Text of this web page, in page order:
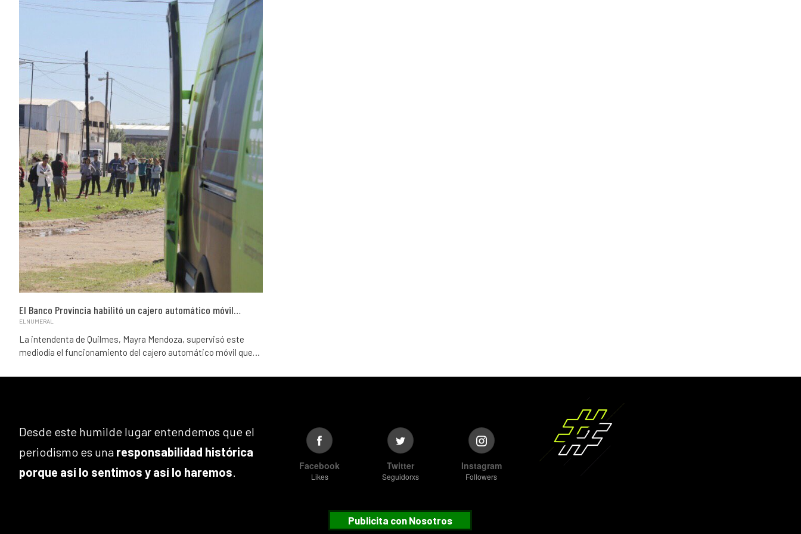
El Banco Provincia habilitó un cajero automático móvil…
ELNUMERAL
La intendenta de Quilmes, Mayra Mendoza, supervisó este
mediodía el funcionamiento del cajero automático móvil que…
Desde este humilde lugar entendemos que el
periodismo es una responsabilidad histórica
porque así lo sentimos y así lo haremos
Facebook
Likes
Twitter
Seguidorxs
Instagram
Followers
Publicita con Nosotros